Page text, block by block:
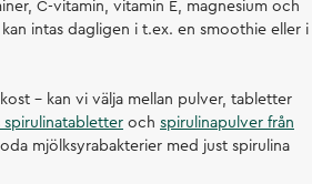
C-vitamin, vitamin E, magnesium och
intas dagligen i t.ex. en smoothie eller i
– kan vi välja mellan pulver, tabletter
spirulinatabletter och spirulinapulver från
mjölksyrabakterier med just spirulina